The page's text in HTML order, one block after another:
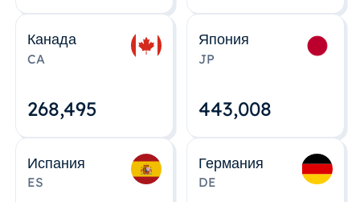
Канада
CA
268,495
Япония
JP
443,008
Испания
ES
Германия
DE